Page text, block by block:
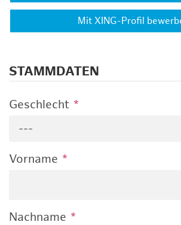
Mit XING-Profil
STAMMDATEN
Geschlecht *
---
Vorname *
Nachname *